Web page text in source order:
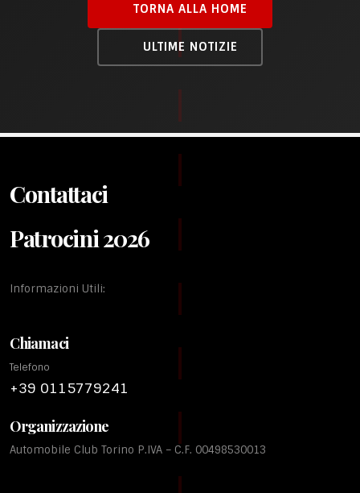
TORNA ALLA HOME
ULTIME NOTIZIE
Contattaci
Patrocini 2026
Informazioni Utili:
Chiamaci
Telefono
+39 0115779241
Organizzazione
Automobile Club Torino P.IVA – C.F. 00498530013